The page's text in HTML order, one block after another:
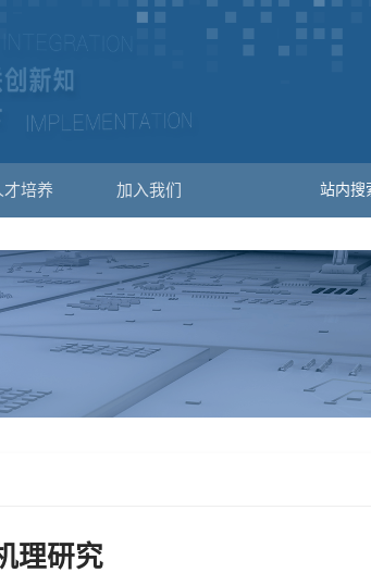
才培养 加入我们 站内搜
理研究